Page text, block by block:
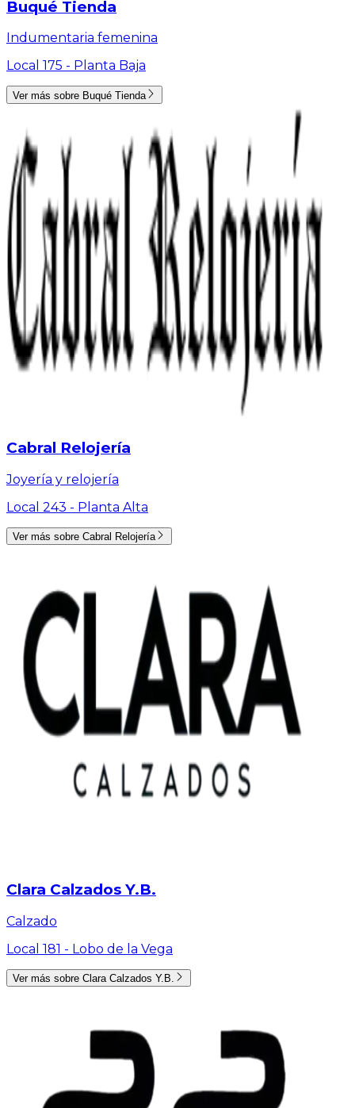
Buqué Tienda
Indumentaria femenina
Local 175 - Planta Baja
Ver más sobre Buqué Tienda
Cabral Relojería
Joyería y relojería
Local 243 - Planta Alta
Ver más sobre Cabral Relojería
Clara Calzados Y.B.
Calzado
Local 181 - Lobo de la Vega
Ver más sobre Clara Calzados Y.B.